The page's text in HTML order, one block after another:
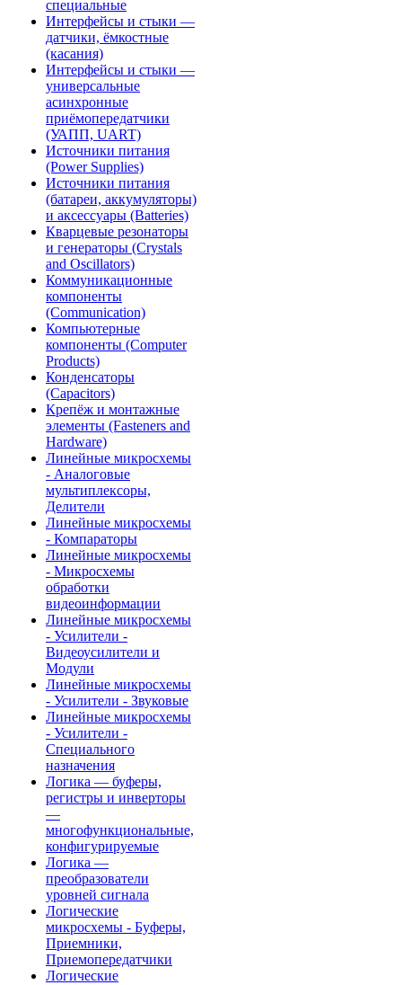
специальные
Интерфейсы и стыки —
датчики, ёмкостные
(касания)
Интерфейсы и стыки —
универсальные
асинхронные
приёмопередатчики
(УАПП, UART)
Источники питания
(Power Supplies)
Источники питания
(батареи, аккумуляторы)
и аксессуары (Batteries)
Кварцевые резонаторы
и генераторы (Crystals
and Oscillators)
Коммуникационные
компоненты
(Communication)
Компьютерные
компоненты (Computer
Products)
Конденсаторы
(Capacitors)
Крепёж и монтажные
элементы (Fasteners and
Hardware)
Линейные микросхемы
- Аналоговые
мультиплексоры,
Делители
Линейные микросхемы
- Компараторы
Линейные микросхемы
- Микросхемы
обработки
видеоинформации
Линейные микросхемы
- Усилители -
Видеоусилители и
Модули
Линейные микросхемы
- Усилители - Звуковые
Линейные микросхемы
- Усилители -
Специального
назначения
Логика — буферы,
регистры и инверторы
—
многофункциональные,
конфигурируемые
Логика —
преобразователи
уровней сигнала
Логические
микросхемы - Буферы,
Приемники,
Приемопередатчики
Логические